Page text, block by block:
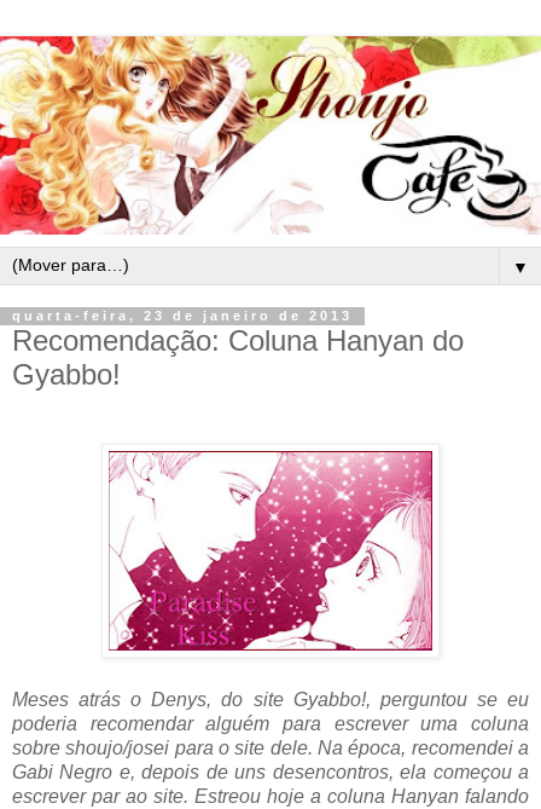
▼
quarta-feira, 23 de janeiro de 2013
Recomendação: Coluna Hanyan do
Gyabbo!
Meses atrás o Denys, do site Gyabbo!, perguntou se eu
poderia recomendar alguém para escrever uma coluna
sobre shoujo/josei para o site dele. Na época, recomendei a
Gabi Negro e, depois de uns desencontros, ela começou a
escrever par ao site. Estreou hoje a coluna Hanyan falando